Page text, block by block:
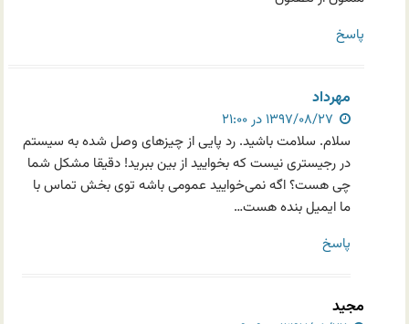
پاسخ
مهرداد
سلام. سلامت باشید. رد پایی از چیزهای وصل شده به سیستم
در رجیستری نیست که بخوایید از بین ببرید! دقیقا مشکل شما
چی هست؟ اگه نمی‌خوایید عمومی باشه توی بخش تماس با
ما ایمیل بنده هست…
پاسخ
مجید